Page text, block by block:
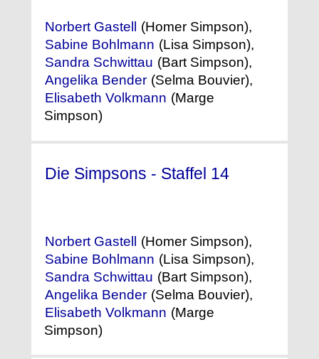
Norbert Gastell
(Homer Simpson),
Sabine Bohlmann (Lisa Simpson),
Sandra Schwittau (Bart Simpson),
Angelika Bender (Selma Bouvier),
Elisabeth Volkmann (Marge
Simpson)
Die Simpsons - Staffel 14
Norbert Gastell (Homer Simpson),
Sabine Bohlmann (Lisa Simpson),
Sandra Schwittau (Bart Simpson),
Angelika Bender (Selma Bouvier),
Elisabeth Volkmann (Marge
Simpson)